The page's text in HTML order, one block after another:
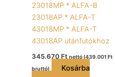
23018MP * ALFA-B
23018AP * ALFA-T
43018MP * ALFA-T
43018AP utánfutókhoz
345.670Ft nettó (439.001 Ft
bruttó)
Kosárba